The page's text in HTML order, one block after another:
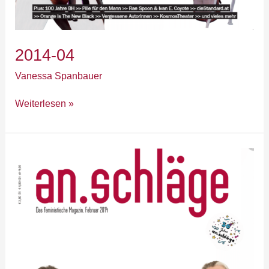
2014-04
Vanessa Spanbauer
Weiterlesen »
01